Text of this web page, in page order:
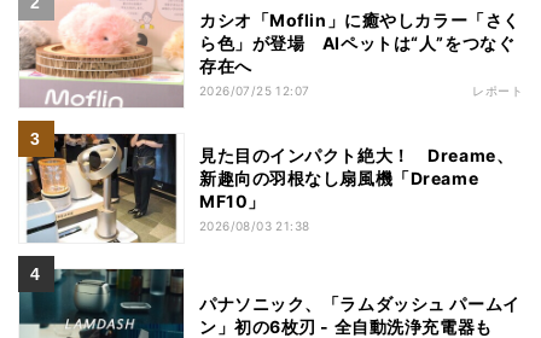
カシオ「Moflin」に癒やしカラー「さく
ら色」が登場 AIペットは“人”をつなぐ
存在へ
2026/07/25 12:07 レポート
見た目のインパクト絶大！ Dreame、
新趣向の羽根なし扇風機「Dreame
MF10」
2026/08/03 21:38
パナソニック、「ラムダッシュ パームイ
ン」初の6枚刃 - 全自動洗浄充電器も